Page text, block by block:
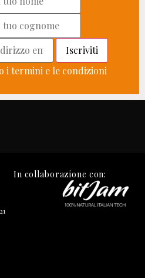
i termini e le condizioni
In collaborazione con: